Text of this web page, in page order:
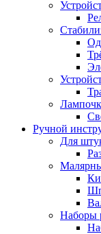
Ручной
Для
Наборы